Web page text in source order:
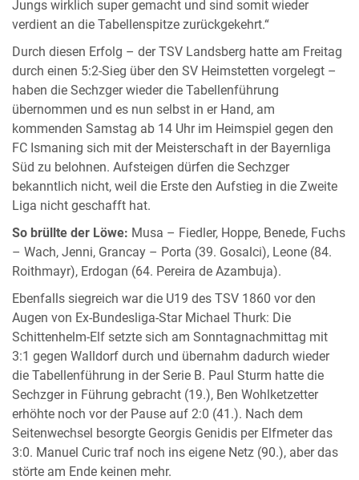
Jungs wirklich super gemacht und sind somit wieder
verdient an die Tabellenspitze zurückgekehrt.“
Durch diesen Erfolg – der TSV Landsberg hatte am Freitag
durch einen 5:2-Sieg über den SV Heimstetten vorgelegt –
haben die Sechzger wieder die Tabellenführung
übernommen und es nun selbst in er Hand, am
kommenden Samstag ab 14 Uhr im Heimspiel gegen den
FC Ismaning sich mit der Meisterschaft in der Bayernliga
Süd zu belohnen. Aufsteigen dürfen die Sechzger
bekanntlich nicht, weil die Erste den Aufstieg in die Zweite
Liga nicht geschafft hat.
So brüllte der Löwe: Musa – Fiedler, Hoppe, Benede, Fuchs
– Wach, Jenni, Grancay – Porta (39. Gosalci), Leone (84.
Roithmayr), Erdogan (64. Pereira de Azambuja).
Ebenfalls siegreich war die U19 des TSV 1860 vor den
Augen von Ex-Bundesliga-Star Michael Thurk: Die
Schittenhelm-Elf setzte sich am Sonntagnachmittag mit
3:1 gegen Walldorf durch und übernahm dadurch wieder
die Tabellenführung in der Serie B. Paul Sturm hatte die
Sechzger in Führung gebracht (19.), Ben Wohlketzetter
erhöhte noch vor der Pause auf 2:0 (41.). Nach dem
Seitenwechsel besorgte Georgis Genidis per Elfmeter das
3:0. Manuel Curic traf noch ins eigene Netz (90.), aber das
störte am Ende keinen mehr.